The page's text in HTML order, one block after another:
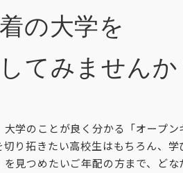
の大学を
てみませんか
大学のことが良く分かる「オープ
切り拓きたい高校生はもちろん、
を見つめたいご年配の方まで、どな